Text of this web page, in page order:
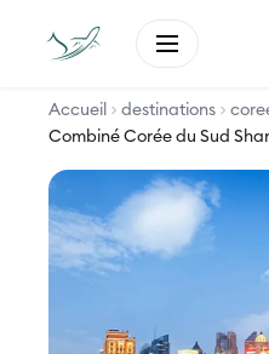
Accueil destinations
Combiné Corée du Sud